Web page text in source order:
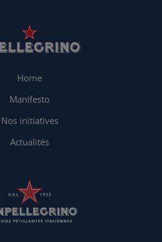
Home
Manifesto
Nos initiatives
Actualités